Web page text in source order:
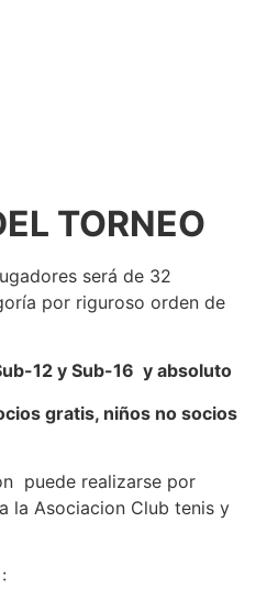
TORNEO
será de 32
por riguroso orden de
12 y Sub-16 y absoluto
gratis, niños no socios
puede realizarse por
la Asociacion Club tenis y